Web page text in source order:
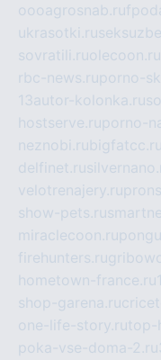
oooagrosnab.ru
ukrasotki.ru
sovratili.ruolecoon.ru
rbc-news.ruporno-
13autor-kolonka.ru
hostserve.ruporno-
neznobi.rubigfatcc.ru
delfinet.ru
velotrenajery.ru
show-pets.ru
miraclecoon.ru
firehunters.ru
hometown-france.ru
shop-garena.ru
one-life-story.rutop-
poka-vse-doma-2.ru